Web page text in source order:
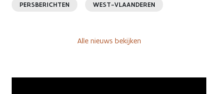
PERSBERICHTEN WEST-VLAANDEREN
Alle nieuws bekijken